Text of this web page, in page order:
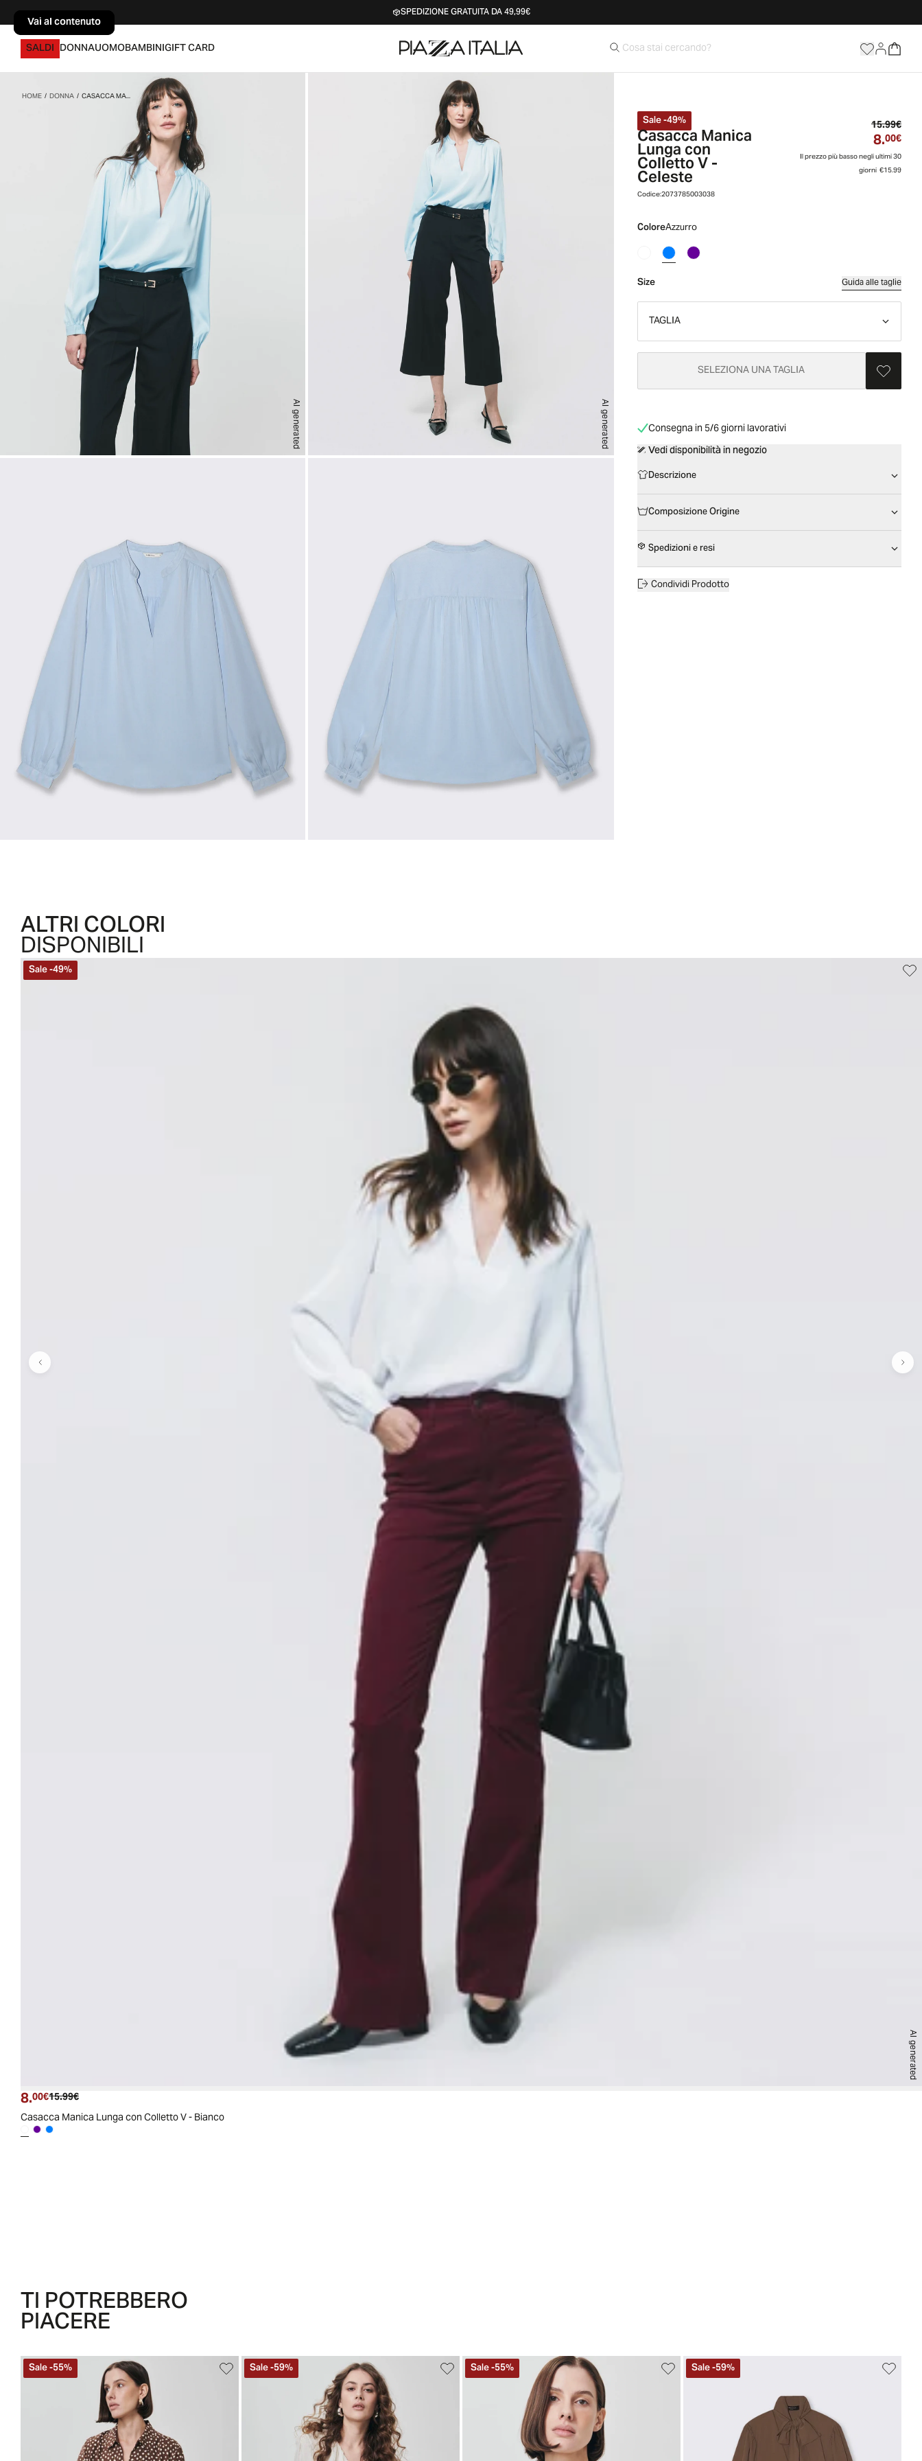
Vai al contenuto SPEDIZIONE GRATUITA DA 49,99€
SALDI DONNAUOMOBAMBINIGIFT CARD
HOME/DONNA/CASACCA MA...
AI generated AI generated
Sale-49%
Casacca Manica
Lunga con
Colletto V -
Celeste
15.99€
8.00€
Il prezzo più basso negli ultimi 30
giorni€15.99
Codice:2073785003038
ColoreAzzurro
Size Guida alle taglie
TAGLIA
SELEZIONA UNA TAGLIA
Consegna in 5/6 giorni lavorativi
Vedi disponibilità in negozio
Descrizione
Composizione Origine
Spedizioni e resi
Condividi Prodotto
ALTRI COLORI
DISPONIBILI
AI generated
Sale-49%
Prezzo attuale
8.00€ Prezzo originale
15.99€
Casacca Manica Lunga con Colletto V - Bianco
TI POTREBBERO
PIACERE
Sale-55% Sale-59% Sale-55% Sale-59%
Vai al contenuto